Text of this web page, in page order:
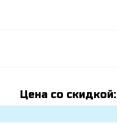
Цена со скидкой: